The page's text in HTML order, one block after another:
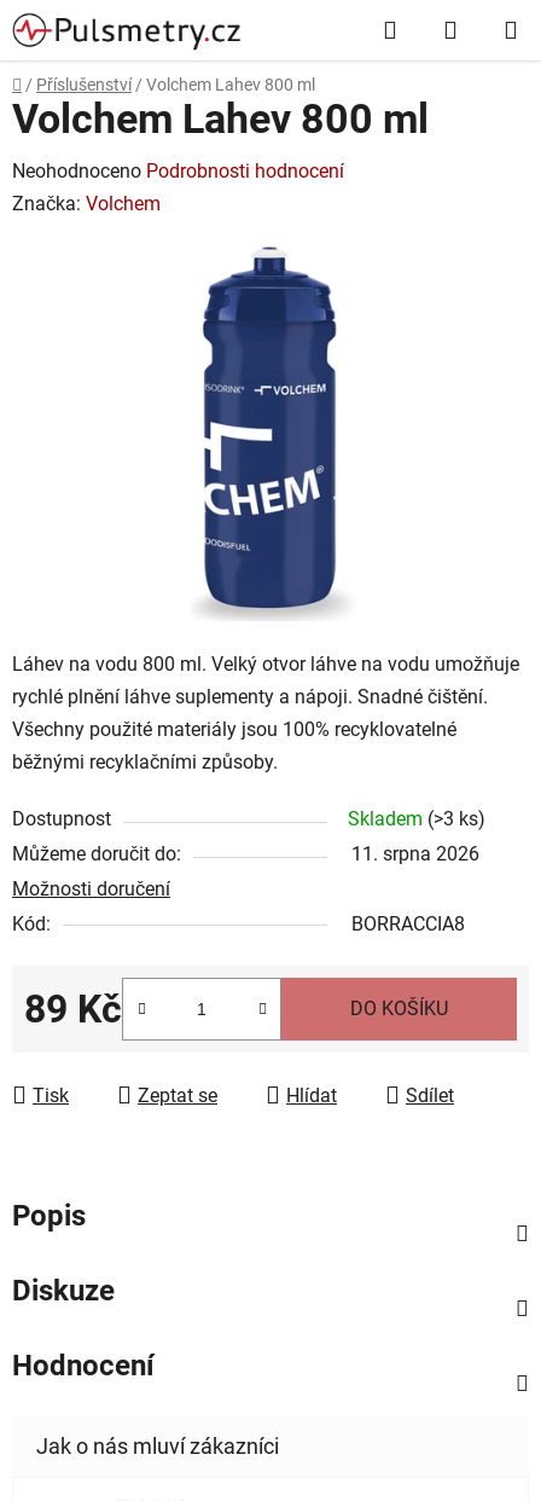
Přejít
na
obsah
Hledat
KOŠÍK
Domů
/ Příslušenství / Volchem Lahev 800 ml
Láhev na vodu 800 ml. Velký otvor láhve na vodu umožňuje
rychlé plnění láhve suplementy a nápoji. Snadné čištění.
Všechny použité materiály jsou 100% recyklovatelné
běžnými recyklačními způsoby.
Dostupnost Skladem (>3 ks)
Můžeme doručit do:
11. srpna 2026
Možnosti doručení
Kód:
BORRACCIA8
89 Kč
Měrná cena:
DO KOŠÍKU
Tisk Zeptat se Hlídat Sdílet
Volchem Lahev 800 ml
Průměrné
hodnocení
Neohodnoceno Podrobnosti hodnocení
Značka: Volchem
Popis
Diskuze
Hodnocení